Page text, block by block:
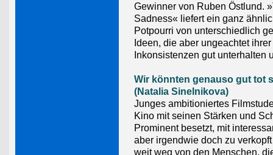
Gewinner von Ruben Östlund.
Sadness« liefert ein ganz
Potpourri von unterschiedlich
Ideen, die aber ungeachtet ihrer
Inkonsistenzen gut unterhalten
Wir könnten genauso gut tot
(Natalia Sinelnikova)
Junges ambitioniertes
Kino mit seinen Stärken und
Prominent besetzt, mit
aber irgendwie doch zu
weit weg von den Menschen,